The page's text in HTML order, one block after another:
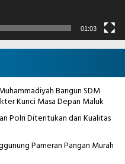
01:03
Bangun SDM
Kunci Masa Depan Maluk
Polri Ditentukan dari Kualitas
Pameran Pangan Murah